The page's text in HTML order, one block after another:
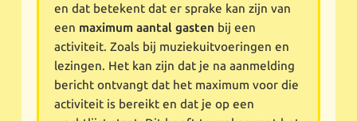
en dat betekent dat er sprake kan zijn van
een maximum aantal gasten bij een
activiteit. Zoals bij muziekuitvoeringen en
lezingen. Het kan zijn dat je na aanmelding
bericht ontvangt dat het maximum voor die
activiteit is bereikt en dat je op een